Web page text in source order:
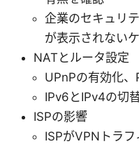
企業のセキュリ
が表示されない
NATとルータ設定
UPnPの有効化
IPv6とIPv4の切
ISPの影響
ISPがVPNトラ